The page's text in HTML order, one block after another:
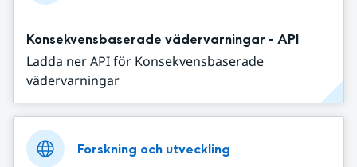
Konsekvensbaserade vädervarningar - API
Ladda ner API för Konsekvensbaserade
vädervarningar
Forskning och utveckling